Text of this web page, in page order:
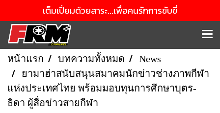
เต็มเปี่ยมด้วยสาระ...เพื่อคนรักการขับขี่
หน้าแรก บทความทั้งหมด
News
ยามาฮ่าสนับสนุนสมาคมนักข่าวช่างภาพกีฬา
แห่งประเทศไทย พร้อมมอบทุนการศึกษาบุตร-
ธิดา ผู้สื่อข่าวสายกีฬา